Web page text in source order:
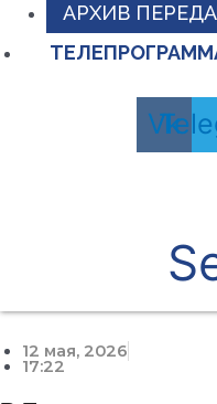
АРХИВ
Vk
12 мая, 2026
17:22